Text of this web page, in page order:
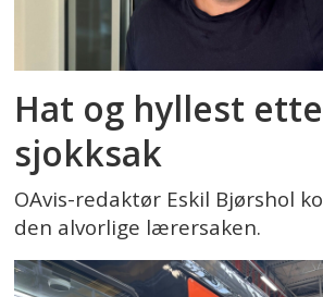
Hat og hyllest
sjokksak
OAvis-redaktør Eskil Bjørshol
den alvorlige lærersaken.